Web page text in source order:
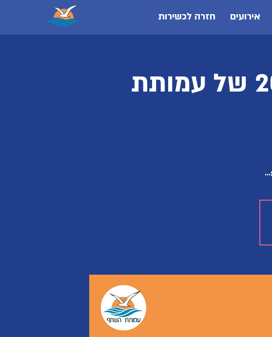
אירועים חזרה לכשירות
הכנס השנתי לשנת 2023 של עמותת